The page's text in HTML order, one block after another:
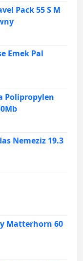
Pack 55 S M
Emek Pal
Polipropylen
Nemeziz 19.3
Matterhorn 60